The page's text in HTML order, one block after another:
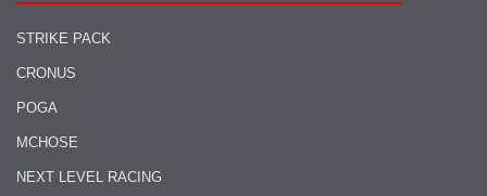
STRIKE PACK
CRONUS
POGA
MCHOSE
NEXT LEVEL RACING